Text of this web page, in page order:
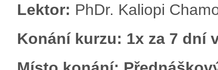
Lektor: PhDr. Kaliopi
Konání kurzu: 1x za 7 dní